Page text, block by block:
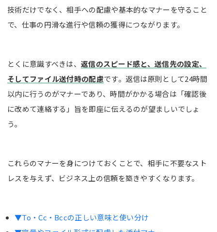
技術だけでなく、相手への配慮や基本的なマナーを守ること
で、仕事の円滑な進行や信頼の獲得につながります。
とくに意識すべきは、 返信のスピード感と、送信先の設定、
そしてファイル送付時の配慮です。返信は原則として24時間
以内に行うのがマナーであり、時間がかかる場合は「確認後
に改めて連絡する」旨を即座に伝えるのが望ましいでしょ
う。
これらのマナーを身につけておくことで、相手に不要なスト
レスを与えず、ビジネス上の信頼を築きやすくなります。
▼To・Cc・Bccの正しい意味と使い分け